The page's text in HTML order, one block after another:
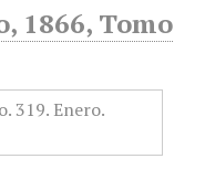
1866, Tomo